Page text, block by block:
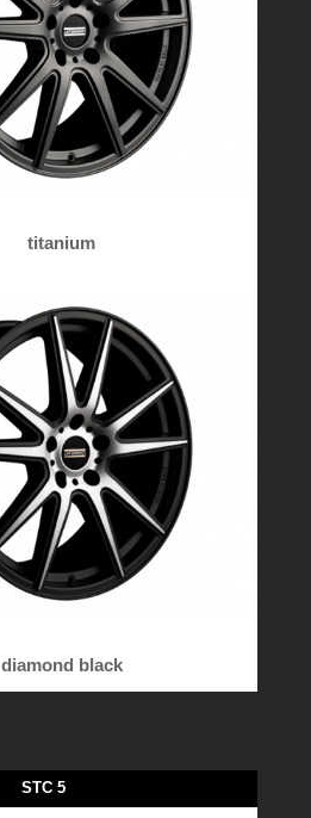
titanium
diamond black
STC 5